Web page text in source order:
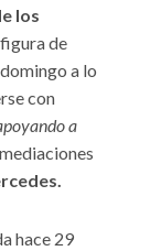
los
de
a lo
con
a
hace 29